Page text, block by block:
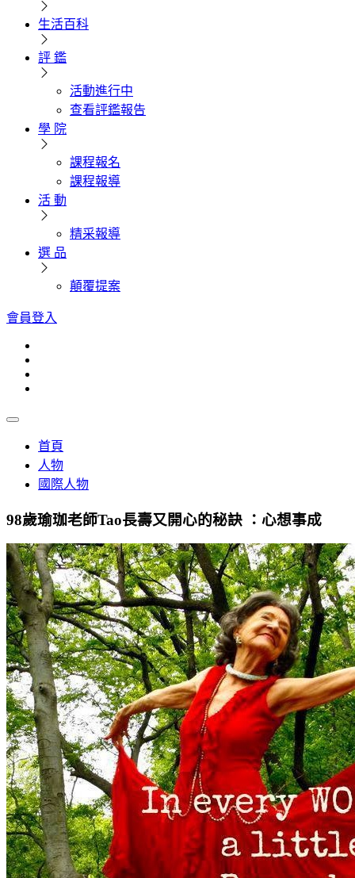
生活百科
評 鑑
活動進行中
查看評鑑報告
學 院
課程報名
課程報導
活 動
精采報導
選 品
顛覆提案
會員登入
首頁
人物
國際人物
98歲瑜珈老師Tao長壽又開心的秘訣 ：心想事成